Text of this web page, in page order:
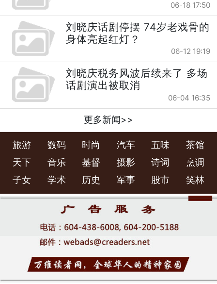
06-18 17:50
刘晓庆话剧停摆 74岁老戏骨的
身体亮起红灯？
06-12 19:19
刘晓庆税务风波后续来了 多场
话剧演出被取消
06-04 16:35
更多新闻>>
旅游 数码 时尚 汽车 五味
茶馆
天下
音乐 基督 摄影 诗词
烹调
子女
学术 历史 军事 股市 笑林